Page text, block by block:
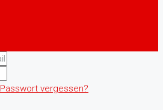
Passwort vergessen?